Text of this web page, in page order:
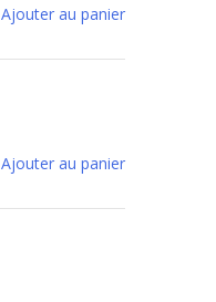
Ajouter au panier
Ajouter au panier